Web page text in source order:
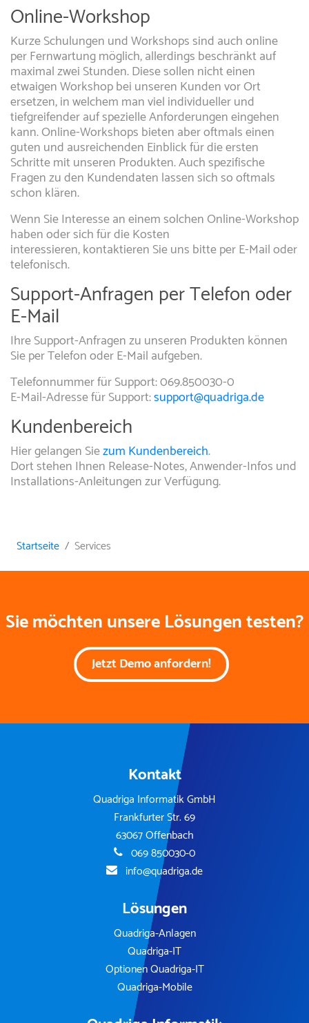
Online-Workshop
Kurze Schulungen und Workshops sind auch online
per Fernwartung möglich, allerdings beschränkt auf
maximal zwei Stunden. Diese sollen nicht einen
etwaigen Workshop bei unseren Kunden vor Ort
ersetzen, in welchem man viel individueller und
tiefgreifender auf spezielle Anforderungen eingehen
kann. Online-Workshops bieten aber oftmals einen
guten und ausreichenden Einblick für die ersten
Schritte mit unseren Produkten. Auch spezifische
Fragen zu den Kundendaten lassen sich so oftmals
schon klären.
Wenn Sie Interesse an einem solchen Online-Workshop
haben oder sich für die Kosten
interessieren, kontaktieren Sie uns bitte per E-Mail oder
telefonisch.
Support-Anfragen per Telefon oder
E-Mail
Ihre Support-Anfragen zu unseren Produkten können
Sie per Telefon oder E-Mail aufgeben.
Telefonnummer für Support: 069.850030-0
E-Mail-Adresse für Support:support@quadriga.de
Kundenbereich
Hier gelangen Siezum Kundenbereich.
Dort stehen Ihnen Release-Notes, Anwender-Infos und
Installations-Anleitungen zur Verfügung.
Startseite Services
Sie möchten unsere Lösungen testen?
Jetzt Demo anfordern!
Kontakt
Quadriga Informatik GmbH
Frankfurter Str. 69
63067 Offenbach
069 850030-0
info@quadriga.de
Lösungen
Quadriga-Anlagen
Quadriga-IT
Optionen Quadriga-IT
Quadriga-Mobile